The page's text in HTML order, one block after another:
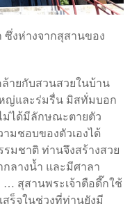
ซึ่งห่างจากสุสานของ
ายกับสวนสวยในบ้าน
ญ่และร่มรื่น มิสทั่มบอก
ม่ได้มีลักษณะตายตัว
มชอบของตัวเองได้
มชาติ ท่านจึงสร้างสวย
ลางน้ำ และมีศาลา
… สุสานพระเจ้าตือดึ๊กใช้
สร็จในช่วงที่ท่านยังมี